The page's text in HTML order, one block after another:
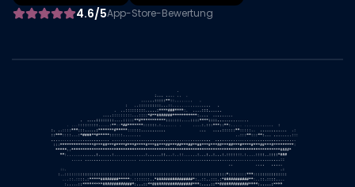
4.6/5App-Store-Bewertung